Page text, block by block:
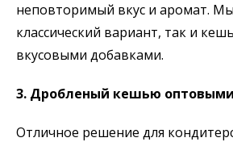
неповторимый вкус и аромат.
классический вариант, так и
вкусовыми добавками.
3. Дробленый кешью
Отличное решение для